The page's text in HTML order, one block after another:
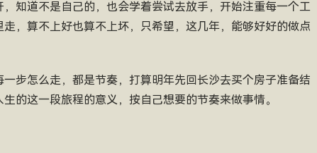
知道不是自己的，也会学着尝试去放手，开始注重每一个工
，算不上好也算不上坏，只希望，这几年，能够好好的做点
步怎么走，都是节奏，打算明年先回长沙去买个房子准备结
的这一段旅程的意义，按自己想要的节奏来做事情。